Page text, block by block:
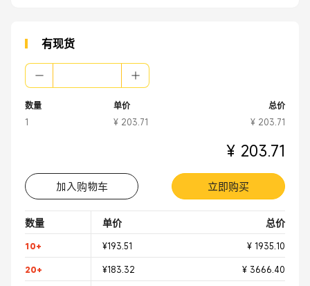
光纤收发器
服务器
光纤网卡
网络储存设备
机房
有现货
数量
1
单价
¥ 203.71
总价
¥ 203.71
¥ 203.71
加入购物车 立即购买
数量 单价 总价
10+ ¥193.51 ¥ 1935.10
20+ ¥183.32 ¥ 3666.40